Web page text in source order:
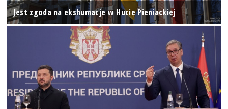
Jest zgoda na ekshumacje w Hucie Pieniackiej